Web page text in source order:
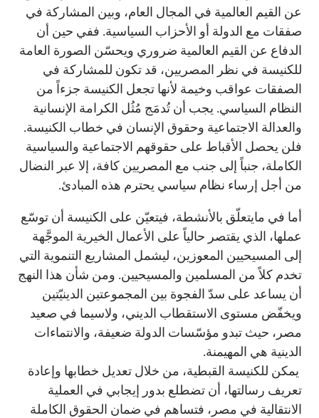
عن القيم العالمية في المجال العام، وبين المشاركة في
صفقات مع الدولة أو الأحزاب السياسية. ففي حين أن
الدفاع عن القيم العالمية ضروري ويحسّن الصورة العامة
للكنيسة في نظر المصريين، قد تكون للمشاركة في
الصفقات عواقب وخيمة لأنها تجعل الكنيسة جزءاً من
النظام السياسي. يجب أن تُدمَج مُثُل الكرامة الإنسانية
والعدالة الاجتماعية وحقوق الإنسان في خطاب الكنيسة.
فلن يحصل الأقباط على حقوقهم الاجتماعية والسياسية
الكاملة، جنباً إلى جنب مع المصريين كافة، إلا عبر النضال
من أجل إرساء نظام سياسي يحترم هذه المبادئ.
أما في مايتعلّق بالأنشطة، فيتعيّن على الكنيسة أن توسّع
عملها، الذي يقتصر حالياً على الأعمال الخيرية الموجَّهة
إلى المسيحيين المعوزين، ليشمل المشاريع التنموية التي
تخدم كلاً من المسلمين والمسيحيين. ومن شأن هذا النهج
أن يساعد على سدّ الفجوة بين المجموعتين الدينيّتين
ويخفّض مستوى الاستقطاب الديني، ولاسيما في صعيد
مصر، حيث تبدو مؤسّسات الدولة ضعيفة، والانتماءات
الدينية هي المهيمنة.
يمكن للكنيسة القبطية، من خلال تعديل خطابها وإعادة
تعريف رسالتها، أن تضطلع بدور إيجابي في العملية
الانتقالية في مصر، فتساهم في ضمان الحقوق الكاملة